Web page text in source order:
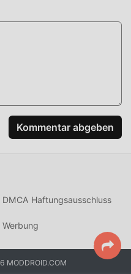
sodass Sie
Spiel beginnen und die
klassischen adventure-
mit allen adventure-
sich moddroid
adventure Spiel mit
Kommentar abgeben
DMCA Haftungsausschluss
Werbung
MODDROID.COM